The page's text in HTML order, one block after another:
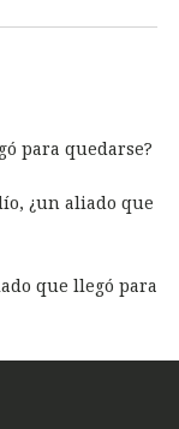
para quedarse?
¿un aliado que
que llegó para